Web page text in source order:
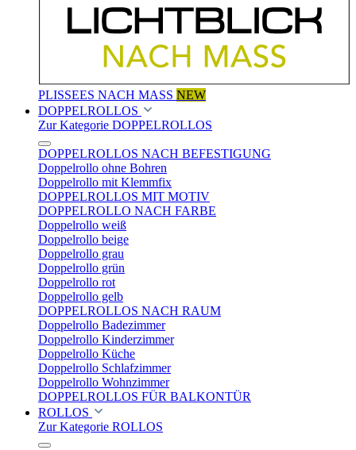
PLISSEES NACH MASS NEW
DOPPELROLLOS
Zur Kategorie DOPPELROLLOS
DOPPELROLLOS NACH BEFESTIGUNG
Doppelrollo ohne Bohren
Doppelrollo mit Klemmfix
DOPPELROLLOS MIT MOTIV
DOPPELROLLO NACH FARBE
Doppelrollo weiß
Doppelrollo beige
Doppelrollo grau
Doppelrollo grün
Doppelrollo rot
Doppelrollo gelb
DOPPELROLLOS NACH RAUM
Doppelrollo Badezimmer
Doppelrollo Kinderzimmer
Doppelrollo Küche
Doppelrollo Schlafzimmer
Doppelrollo Wohnzimmer
DOPPELROLLOS FÜR BALKONTÜR
ROLLOS
Zur Kategorie ROLLOS